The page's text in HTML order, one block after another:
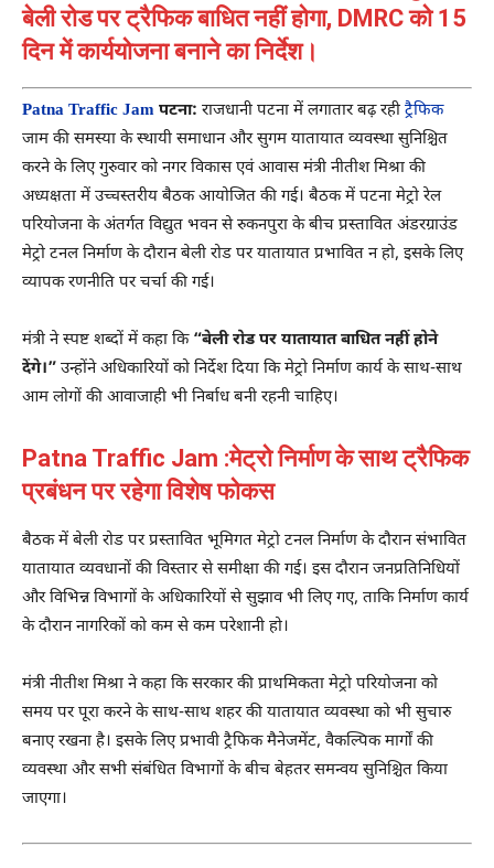
बेली रोड पर ट्रैफिक बाधित नहीं होगा, DMRC को 15
दिन में कार्ययोजना बनाने का निर्देश।
Patna Traffic Jam पटना: राजधानी पटना में लगातार बढ़ रही ट्रैफिक
जाम की समस्या के स्थायी समाधान और सुगम यातायात व्यवस्था सुनिश्चित
करने के लिए गुरुवार को नगर विकास एवं आवास मंत्री नीतीश मिश्रा की
अध्यक्षता में उच्चस्तरीय बैठक आयोजित की गई। बैठक में पटना मेट्रो रेल
परियोजना के अंतर्गत विद्युत भवन से रुकनपुरा के बीच प्रस्तावित अंडरग्राउंड
मेट्रो टनल निर्माण के दौरान बेली रोड पर यातायात प्रभावित न हो, इसके लिए
व्यापक रणनीति पर चर्चा की गई।
मंत्री ने स्पष्ट शब्दों में कहा कि “बेली रोड पर यातायात बाधित नहीं होने
देंगे।” उन्होंने अधिकारियों को निर्देश दिया कि मेट्रो निर्माण कार्य के साथ-साथ
आम लोगों की आवाजाही भी निर्बाध बनी रहनी चाहिए।
Patna Traffic Jam :मेट्रो निर्माण के साथ ट्रैफिक
प्रबंधन पर रहेगा विशेष फोकस
बैठक में बेली रोड पर प्रस्तावित भूमिगत मेट्रो टनल निर्माण के दौरान संभावित
यातायात व्यवधानों की विस्तार से समीक्षा की गई। इस दौरान जनप्रतिनिधियों
और विभिन्न विभागों के अधिकारियों से सुझाव भी लिए गए, ताकि निर्माण कार्य
के दौरान नागरिकों को कम से कम परेशानी हो।
मंत्री नीतीश मिश्रा ने कहा कि सरकार की प्राथमिकता मेट्रो परियोजना को
समय पर पूरा करने के साथ-साथ शहर की यातायात व्यवस्था को भी सुचारु
बनाए रखना है। इसके लिए प्रभावी ट्रैफिक मैनेजमेंट, वैकल्पिक मार्गों की
व्यवस्था और सभी संबंधित विभागों के बीच बेहतर समन्वय सुनिश्चित किया
जाएगा।